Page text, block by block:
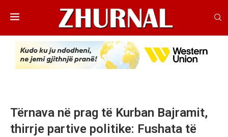
Tërnava në prag të Kurban Bajramit,
thirrje partive politike: Fushata të